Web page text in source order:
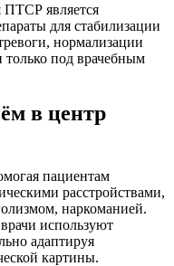
ПТСР является
для стабилизации
нормализации
под врачебным
в центр
пациентам
расстройствами,
наркоманией.
используют
адаптируя
картины.